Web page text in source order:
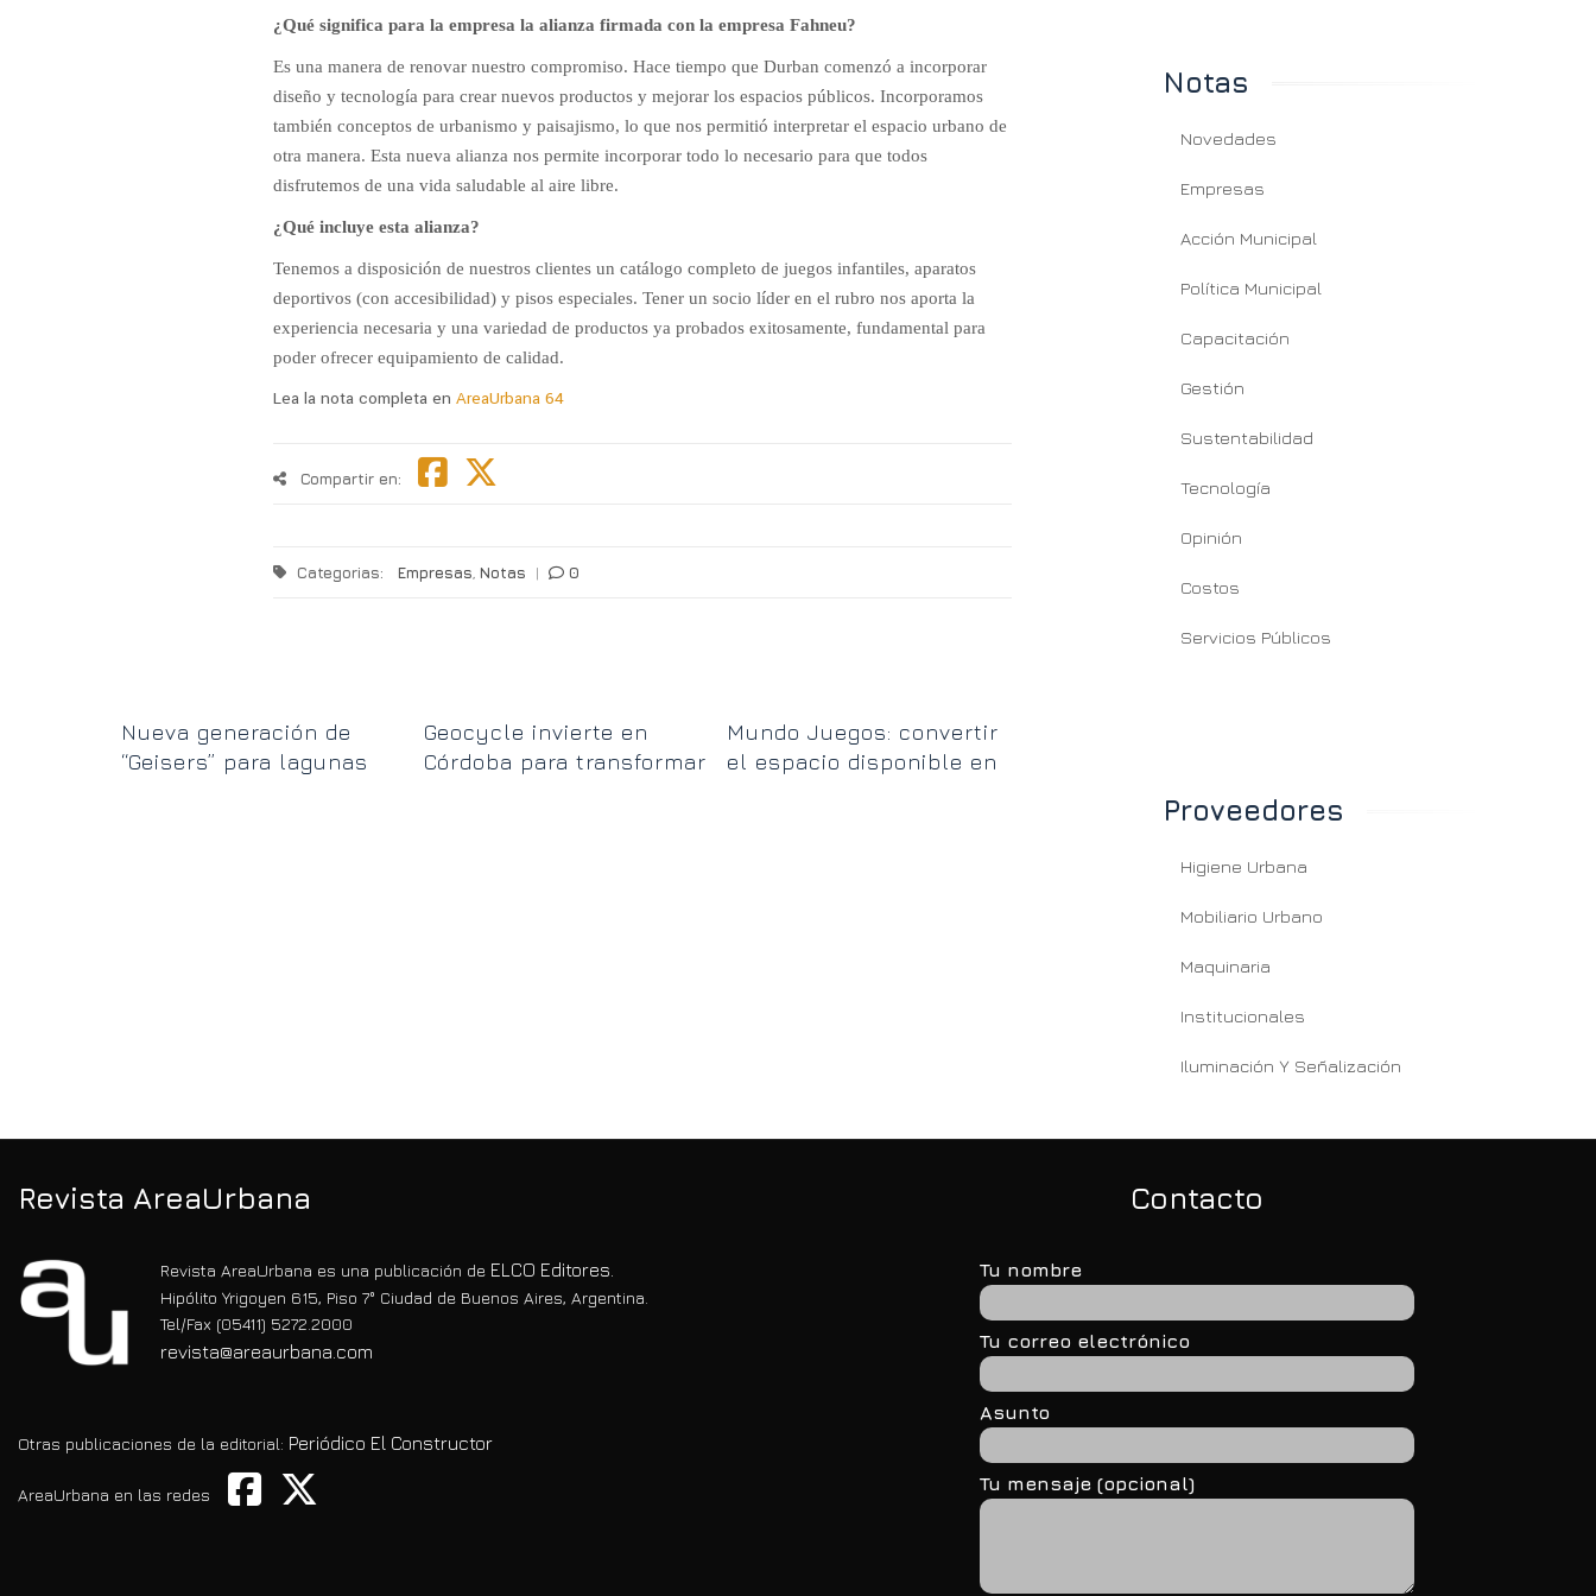
¿Qué significa para la empresa la alianza firmada con la empresa Fahneu?
Es una manera de renovar nuestro compromiso. Hace tiempo que Durban comenzó a incorporar
diseño y tecnología para crear nuevos productos y mejorar los espacios públicos. Incorporamos
también conceptos de urbanismo y paisajismo, lo que nos permitió interpretar el espacio urbano de
otra manera. Esta nueva alianza nos permite incorporar todo lo necesario para que todos
disfrutemos de una vida saludable al aire libre.
¿Qué incluye esta alianza?
Tenemos a disposición de nuestros clientes un catálogo completo de juegos infantiles, aparatos
deportivos (con accesibilidad) y pisos especiales. Tener un socio líder en el rubro nos aporta la
experiencia necesaria y una variedad de productos ya probados exitosamente, fundamental para
poder ofrecer equipamiento de calidad.
Lea la nota completa en AreaUrbana 64
Compartir en:
Categorias: Empresas Notas | 0
Nueva generación de
“Geisers” para lagunas
Geocycle invierte en
Córdoba para transformar
Mundo Juegos: convertir
el espacio disponible en
privados en lugares
Notas
Novedades
Empresas
Acción Municipal
Política Municipal
Capacitación
Gestión
Sustentabilidad
Tecnología
Opinión
Costos
Servicios Públicos
Proveedores
Higiene Urbana
Mobiliario Urbano
Maquinaria
Institucionales
Iluminación Y Señalización
Revista AreaUrbana
Revista AreaUrbana es una publicación de ELCO Editores.
Hipólito Yrigoyen 615, Piso 7° Ciudad de Buenos Aires, Argentina.
Tel/Fax (05411) 5272.2000
revista@areaurbana.com
Otras publicaciones de la editorial: Periódico El Constructor
AreaUrbana en las redes
Contacto
Tu nombre
Tu correo electrónico
Asunto
Tu mensaje (opcional)